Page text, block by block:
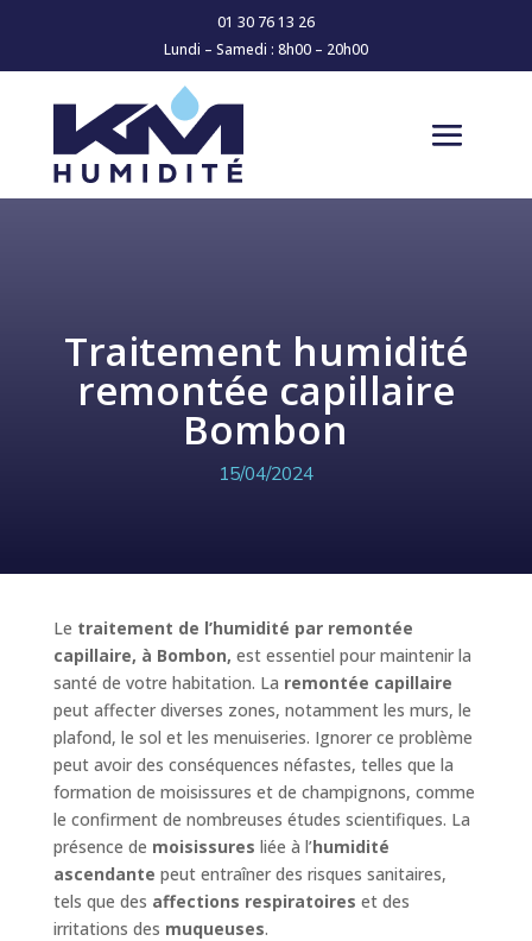
01 30 76 13 26
Lundi – Samedi : 8h00 – 20h00
Traitement humidité
remontée capillaire
Bombon
15/04/2024
Le traitement de l’humidité par remontée
capillaire, à Bombon, est essentiel pour maintenir la
santé de votre habitation. La remontée capillaire
peut affecter diverses zones, notamment les murs, le
plafond, le sol et les menuiseries. Ignorer ce problème
peut avoir des conséquences néfastes, telles que la
formation de moisissures et de champignons, comme
le confirment de nombreuses études scientifiques. La
présence de moisissures liée à l’humidité
ascendante peut entraîner des risques sanitaires,
tels que des affections respiratoires et des
irritations des muqueuses.